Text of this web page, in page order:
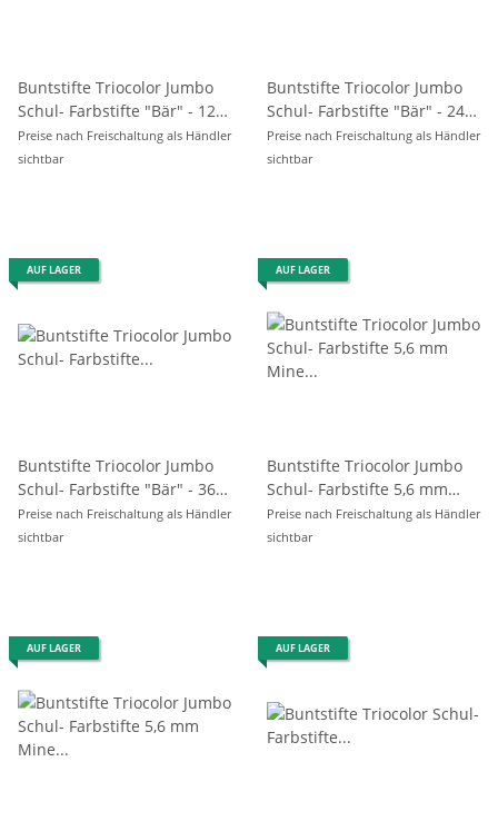
Buntstifte Triocolor Jumbo
Schul- Farbstifte "Bär" - 12er
Pack
Preise nach Freischaltung als Händler
sichtbar
Buntstifte Triocolor Jumbo
Schul- Farbstifte "Bär" - 24er
Pack
Preise nach Freischaltung als Händler
sichtbar
AUF LAGER
Buntstifte Triocolor Jumbo
Schul- Farbstifte "Bär" - 36er
Pack
Preise nach Freischaltung als Händler
sichtbar
AUF LAGER
Buntstifte Triocolor Jumbo
Schul- Farbstifte 5,6 mm
Mine 12er Pack
Preise nach Freischaltung als Händler
sichtbar
AUF LAGER AUF LAGER